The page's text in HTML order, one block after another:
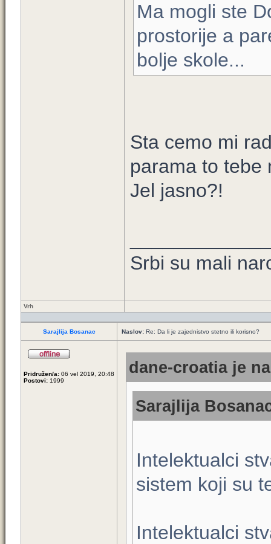
Ma mogli ste
prostorije a
bolje skole...
Sta cemo mi
parama to tebe
Jel jasno?!
Srbi su mali
Vrh
Sarajlija Bosanac Naslov: Re: Da li je zajednistvo stetno ili korisno?
Pridružen/a: 06 vel 2019, 20:48
Postovi: 1999
dane-croatia je
Sarajlija
Intelektualci
sistem koji su
Intelektualci